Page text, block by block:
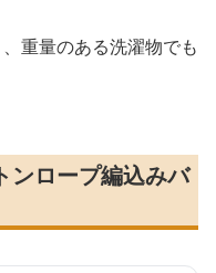
重量のある洗濯物でも
ンロープ編込みバ